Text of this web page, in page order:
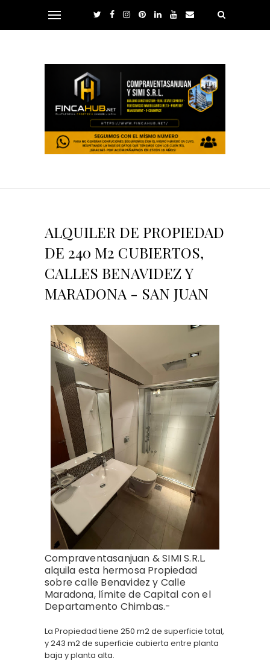
ALQUILER DE PROPIEDAD
DE 240 M2 CUBIERTOS,
CALLES BENAVIDEZ Y
MARADONA - SAN JUAN
Compraventasanjuan & SIMI S.R.L.
alquila esta hermosa Propiedad
sobre calle Benavidez y Calle
Maradona, límite de Capital con el
Departamento Chimbas.-
La Propiedad tiene 250 m2 de superficie total,
y 243 m2 de superficie cubierta entre planta
baja y planta alta.